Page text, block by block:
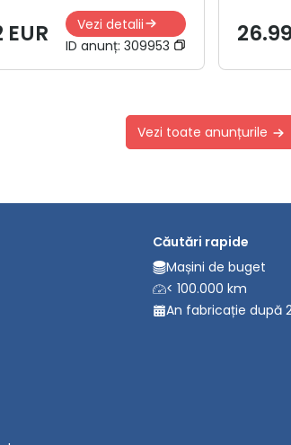
Vezi detalii
ID anunț: 309953
Vezi toate anunțurile
Căutări rapide
Mașini de buget
< 100.000 km
An fabricație după